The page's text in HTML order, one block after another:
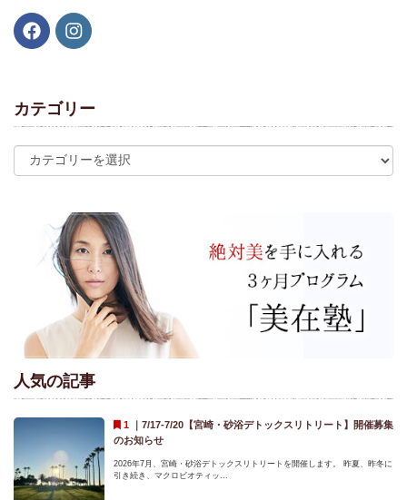
カテゴリー
人気の記事
｜ 7/17-7/20【宮崎・砂浴デトックスリトリート】開催募集
のお知らせ
2026年7月、宮崎・砂浴デトックスリトリートを開催します。 昨夏、昨冬に
引き続き、マクロビオティッ...